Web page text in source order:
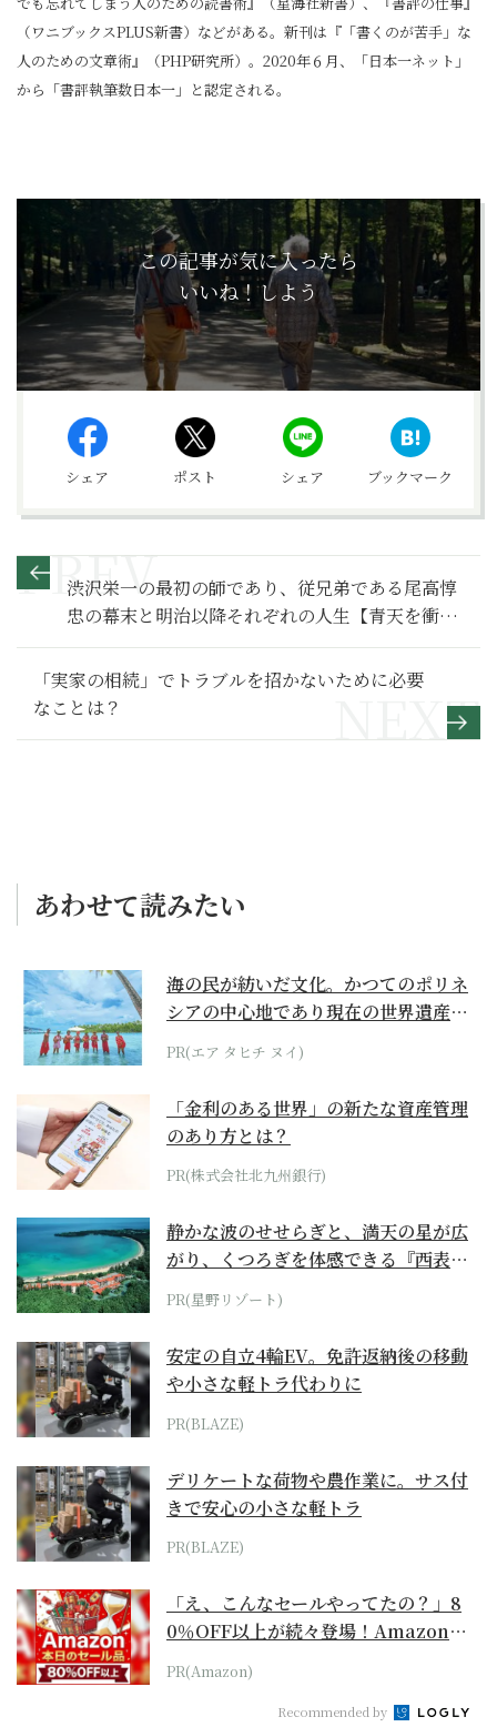
（ワニブックスPLUS新書）などがある。新刊は『「書くのが苦手」な
人のための文章術』（PHP研究所）。2020年６月、「日本一ネット」
から「書評執筆数日本一」と認定される。
この記事が気に入ったら
いいね！しよう
シェア ポスト シェア ブックマーク
渋沢栄一の最初の師であり、従兄弟である尾高惇
忠の幕末と明治以降それぞれの人生【青天を衝け
満喫リポート】
「実家の相続」でトラブルを招かないために必要
なことは？
あわせて読みたい
海の民が紡いだ文化。かつてのポリネ
シアの中心地であり現在の世界遺産か
らみえてくる...
PR(エア タヒチ ヌイ)
「金利のある世界」の新たな資産管理
のあり方とは？
PR(株式会社北九州銀行)
静かな波のせせらぎと、満天の星が広
がり、くつろぎを体感できる『西表島
ホテル by...
PR(星野リゾート)
安定の自立4輪EV。免許返納後の移動
や小さな軽トラ代わりに
PR(BLAZE)
デリケートな荷物や農作業に。サス付
きで安心の小さな軽トラ
PR(BLAZE)
「え、こんなセールやってたの？」8
0％OFF以上が続々登場！Amazonの
本気が...
PR(Amazon)
Recommended by